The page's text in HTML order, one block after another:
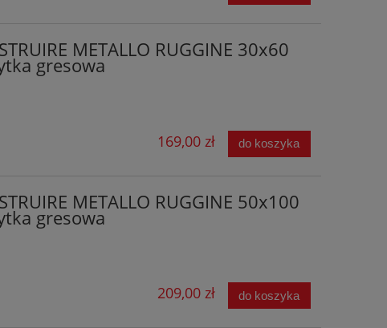
METALLO RUGGINE 30x60
gresowa
169,00 zł do koszyka
METALLO RUGGINE 50x100
gresowa
209,00 zł do koszyka